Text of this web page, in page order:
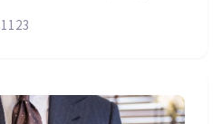
味。同时分析不同行业对西装